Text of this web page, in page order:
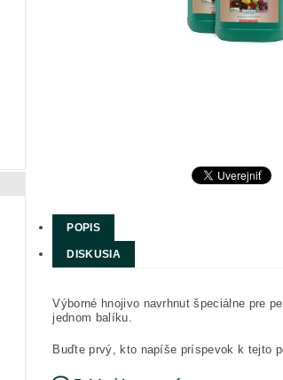
POPIS
DISKUSIA
Výborné hnojivo navrhnut špeciálne pre
jednom balíku.
Buďte prvý, kto napíše príspevok k tejto